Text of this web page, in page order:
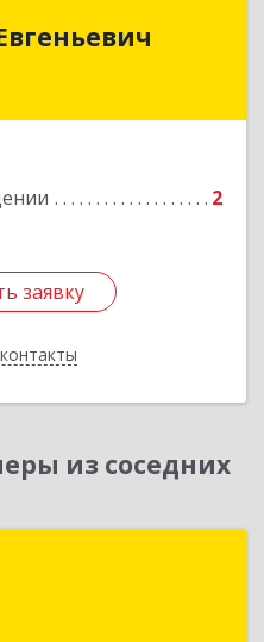
2
заявку
Евгеньевич
заявку
из соседних
край, Пятигорск г,